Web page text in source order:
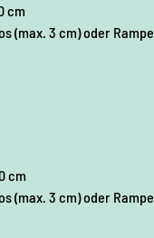
cm
(max. 3 cm) oder Rampe
cm
(max. 3 cm) oder Rampe